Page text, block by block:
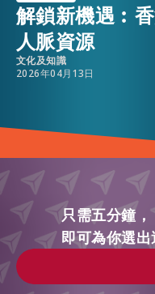
解鎖新機遇︰
人脈資源
文化及知識
2026年04月13日
只需五分鐘
即可為你選